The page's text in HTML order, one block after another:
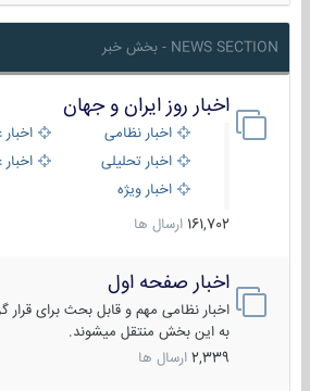
NEWS SECTION - بخش خبر
اخبار روز ایران و جهان
اخبار نظامی
اخبار
اخبار تحلیلی
اخبار
اخبار ویژه
161,702 ارسال ها
اخبار صفحه اول
اخبار نظامی مهم و قابل بحث برای قرار
به این بخش منتقل میشوند.
2,339 ارسال ها